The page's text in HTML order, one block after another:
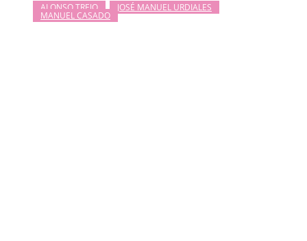
ALONSO TREJO JOSÉ MANUEL URDIALES
MANUEL CASADO